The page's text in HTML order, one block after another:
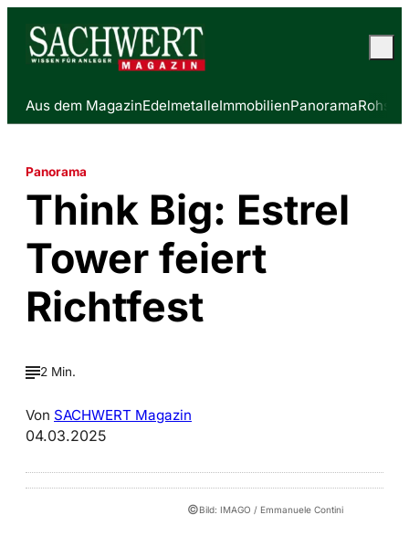
Aus dem MagazinEdelmetalleImmobilienPanorama
Panorama
Think Big: Estrel
Tower feiert
Richtfest
2 Min.
Von SACHWERT Magazin
04.03.2025
©Bild: IMAGO / Emmanuele Contini